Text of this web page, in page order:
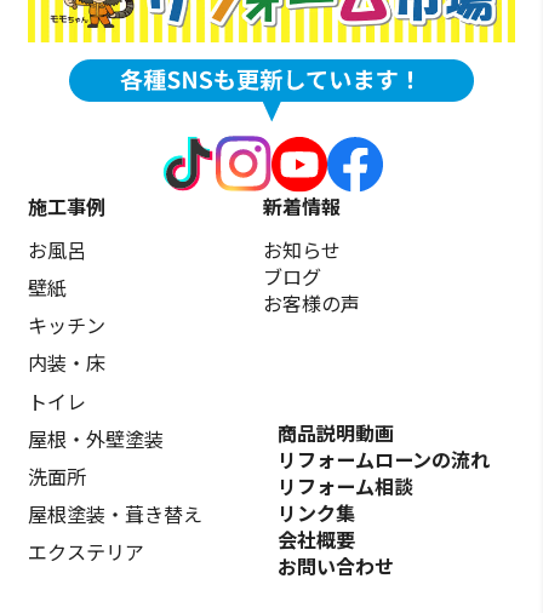
施工事例
お風呂
壁紙
キッチン
内装・床
トイレ
屋根・外壁塗装
洗面所
屋根塗装・葺き替え
エクステリア
新着情報
お知らせ
ブログ
お客様の声
商品説明動画
リフォームローンの流れ
リフォーム相談
リンク集
会社概要
お問い合わせ